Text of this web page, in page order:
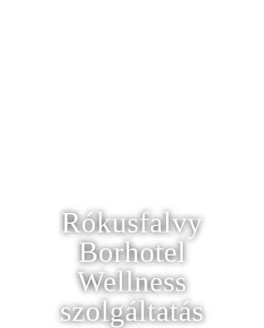
Rókusfalvy
Borhotel
Wellness
szolgáltatás